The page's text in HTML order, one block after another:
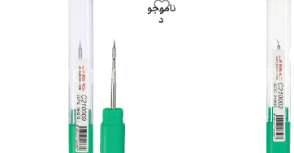
ناموجو
د